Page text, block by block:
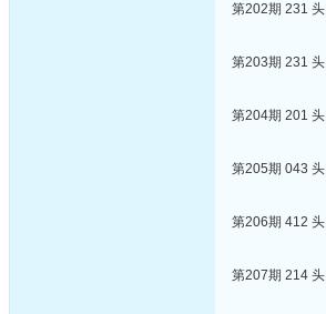
第202期 231 头
第203期 231 头
第204期 201 头
第205期 043 头
第206期 412 头
第207期 214 头